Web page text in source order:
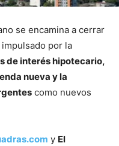
se encamina a cerrar
por la
de interés hipotecario,
nueva y la
como nuevos
y El